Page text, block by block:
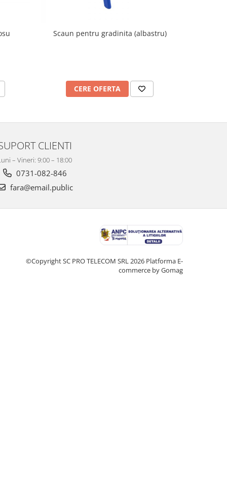
Scaun pentru gradinita (albastru)
CERE OFERTA
CLIENTI
– Vineri: 9:00 – 18:00
0731-082-846
fara@email.public
©Copyright SC PRO TELECOM SRL 2026 Platforma E-
commerce by Gomag